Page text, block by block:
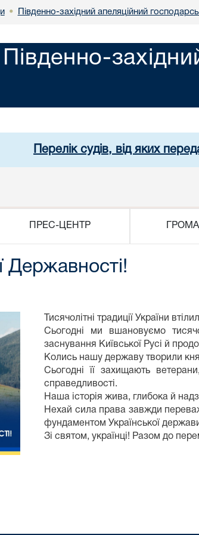
• Південно-західний апеляційний
Південно-
Перелік судів, від яких
ПРЕС-ЦЕНТР
Державності!
Тисячолітні традиції України
Сьогодні ми вшановуємо
заснування Київської Русі й
Колись нашу державу творили
Сьогодні її захищають
справедливості.
Наша історія жива, глибока й
Нехай сила права завжди
фундаментом Української
Зі святом, українці! Разом до